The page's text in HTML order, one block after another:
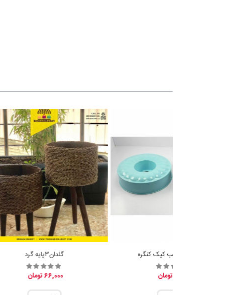
فروش عمده قالب کیک کنگره
گلدان٣پايه گرد
66,000 تومان